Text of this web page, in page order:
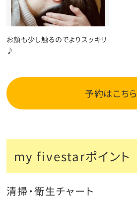
お顔も少し触るのでよりスッキリ
♪
予約はこちら
my fivestarポイント
清掃・衛生チャート